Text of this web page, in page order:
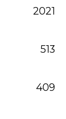
2021
513
409